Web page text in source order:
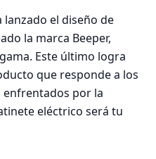
lanzado el diseño de
la marca Beeper,
Este último logra
que responde a los
por la
eléctrico será tu